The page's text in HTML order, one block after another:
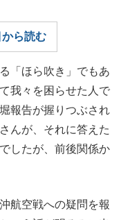
ら読む
「ほら吹き」でもあ
我々を困らせた人で
報告が握りつぶされ
んが、それに答えた
したが、前後関係か
航空戦への疑問を報